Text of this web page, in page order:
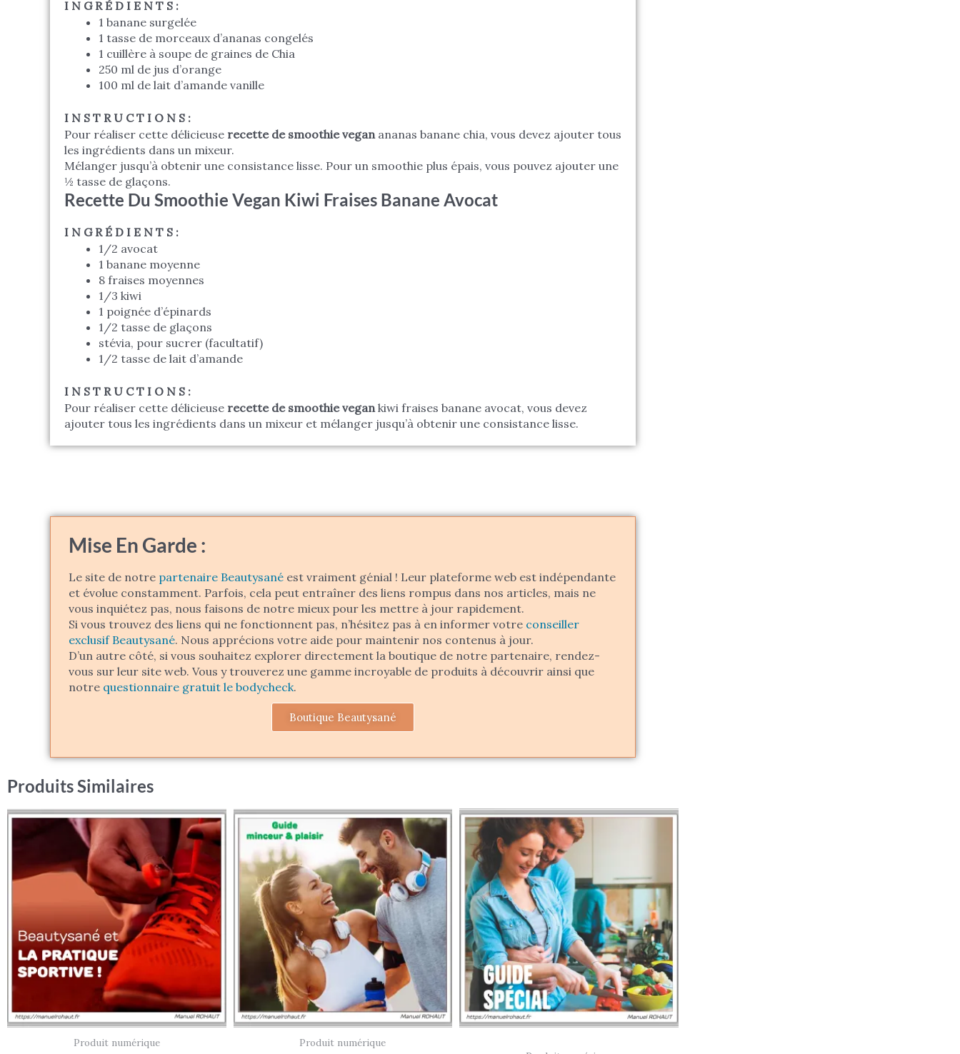
I N G R É D I E N T S :
1 banane surgelée
1 tasse de morceaux d’ananas congelés
1 cuillère à soupe de graines de Chia
250 ml de jus d’orange
100 ml de lait d’amande vanille
I N S T R U C T I O N S :
Pour réaliser cette délicieuse recette de smoothie vegan ananas banane chia, vous devez ajouter tous
les ingrédients dans un mixeur.
Mélanger jusqu’à obtenir une consistance lisse. Pour un smoothie plus épais, vous pouvez ajouter une
½ tasse de glaçons.
Recette Du Smoothie Vegan Kiwi Fraises Banane Avocat
I N G R É D I E N T S :
1/2 avocat
1 banane moyenne
8 fraises moyennes
1/3 kiwi
1 poignée d’épinards
1/2 tasse de glaçons
stévia, pour sucrer (facultatif)
1/2 tasse de lait d’amande
I N S T R U C T I O N S :
Pour réaliser cette délicieuse recette de smoothie vegan kiwi fraises banane avocat, vous devez
ajouter tous les ingrédients dans un mixeur et mélanger jusqu’à obtenir une consistance lisse.
Mise En Garde :
Le site de notre partenaire Beautysané est vraiment génial ! Leur plateforme web est indépendante
et évolue constamment. Parfois, cela peut entraîner des liens rompus dans nos articles, mais ne
vous inquiétez pas, nous faisons de notre mieux pour les mettre à jour rapidement.
Si vous trouvez des liens qui ne fonctionnent pas, n’hésitez pas à en informer votre conseiller
exclusif Beautysané. Nous apprécions votre aide pour maintenir nos contenus à jour.
D’un autre côté, si vous souhaitez explorer directement la boutique de notre partenaire, rendez-
vous sur leur site web. Vous y trouverez une gamme incroyable de produits à découvrir ainsi que
notre questionnaire gratuit le bodycheck.
Boutique Beautysané
Produits Similaires
Produit numérique Produit numérique